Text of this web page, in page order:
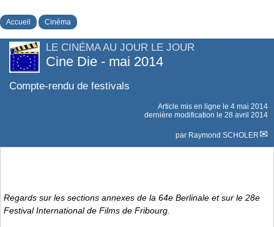
Accueil Cinéma
LE CINÉMA AU JOUR LE JOUR
Cine Die - mai 2014
Compte-rendu de festivals
Article mis en ligne le 4 mai 2014
dernière modification le 28 avril 2014
par Raymond SCHOLER
Regards sur les sections annexes de la 64e Berlinale et sur le 28e
Festival International de Films de Fribourg.